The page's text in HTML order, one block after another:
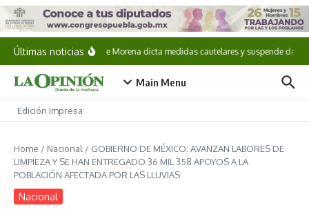
Saltar al contenido
Últimas noticiasCNHJ de Morena dicta medidas cautelares y suspende
Main Menu
Edición Impresa
Home / Nacional / GOBIERNO DE MÉXICO: AVANZAN LABORES DE
LIMPIEZA Y SE HAN ENTREGADO 36 MIL 358 APOYOS A LA
POBLACIÓN AFECTADA POR LAS LLUVIAS
Nacional